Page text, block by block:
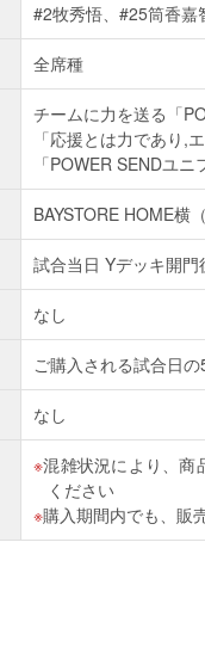
#2牧秀悟、#25筒香嘉
全席種
チームに力を送る「
「応援とは力であり,
「POWER SENDユ
BAYSTORE HOME横
試合当日 Yデッキ開門
なし
ご購入される試合日
なし
混雑状況により、商
ください
購入期間内でも、販